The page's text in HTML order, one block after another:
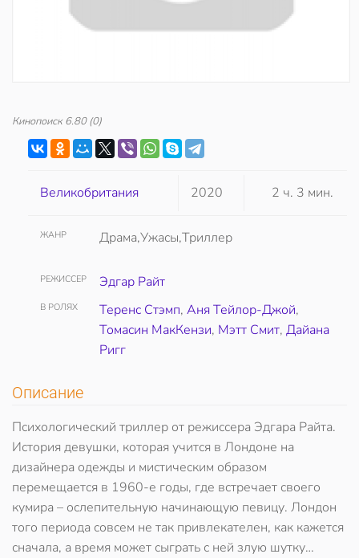
Кинопоиск 6.80(0)
Великобритания 2020 2 ч. 3 мин.
ЖАНР Драма,Ужасы,Триллер
РЕЖИССЕР Эдгар Райт
В РОЛЯХ Теренс Стэмп, Аня Тейлор-Джой,
Томасин МакКензи, Мэтт Смит, Дайана
Ригг
Описание
Психологический триллер от режиссера Эдгара Райта.
История девушки, которая учится в Лондоне на
дизайнера одежды и мистическим образом
перемещается в 1960-е годы, где встречает своего
кумира – ослепительную начинающую певицу. Лондон
того периода совсем не так привлекателен, как кажется
сначала, а время может сыграть с ней злую шутку…